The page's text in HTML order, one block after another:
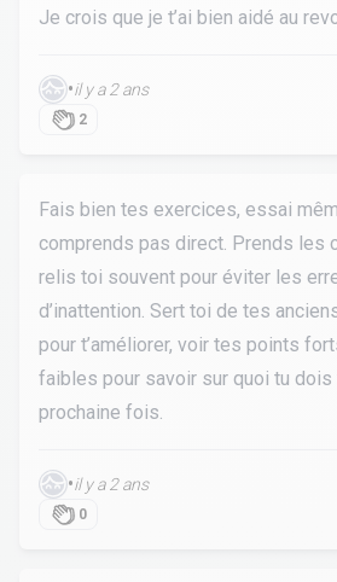
Je crois que je t’ai bien aidé au
•il y a 2 ans
2
Fais bien tes exercices, essai
comprends pas direct. Prends les
relis toi souvent pour éviter les
d’inattention. Sert toi de tes
pour t’améliorer, voir tes points
faibles pour savoir sur quoi tu dois
prochaine fois.
•il y a 2 ans
0